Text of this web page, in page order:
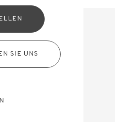
SIE UNS